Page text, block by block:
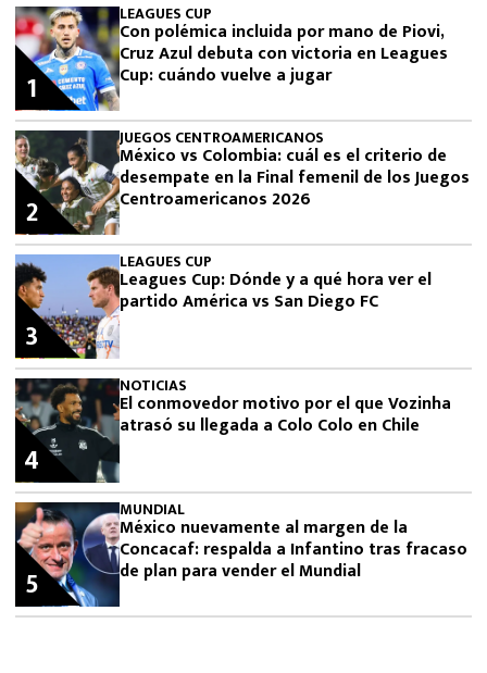
LEAGUES CUP
Con polémica incluida por mano de Piovi,
Cruz Azul debuta con victoria en Leagues
Cup: cuándo vuelve a jugar
1
JUEGOS CENTROAMERICANOS
México vs Colombia: cuál es el criterio de
desempate en la Final femenil de los Juegos
Centroamericanos 2026
2
LEAGUES CUP
Leagues Cup: Dónde y a qué hora ver el
partido América vs San Diego FC
3
NOTICIAS
El conmovedor motivo por el que Vozinha
atrasó su llegada a Colo Colo en Chile
4
MUNDIAL
México nuevamente al margen de la
Concacaf: respalda a Infantino tras fracaso
de plan para vender el Mundial
5